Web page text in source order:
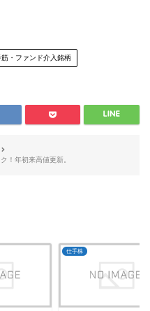
筋・ファンド介入銘柄
！年初来高値更新。
仕手株